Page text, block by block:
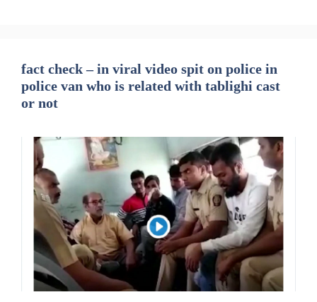
fact check – in viral video spit on police in
police van who is related with tablighi cast
or not